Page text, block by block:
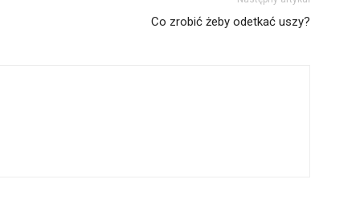
Co zrobić żeby odetkać uszy?